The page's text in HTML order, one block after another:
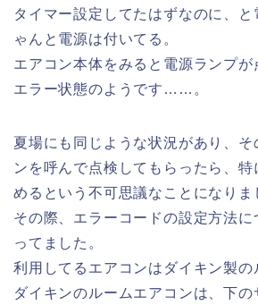
タイマー設定してたはずなのに、と
ゃんと電源は付いてる。
エアコン本体をみると電源ランプが
エラー状態のようです……。
夏場にも同じような状況があり、そ
ンを呼んで点検してもらったら、
めるという不可思議なことになりま
その際、エラーコードの設定方法に
ってました。
利用してるエアコンはダイキン製の
ダイキンのルームエアコンは、下の